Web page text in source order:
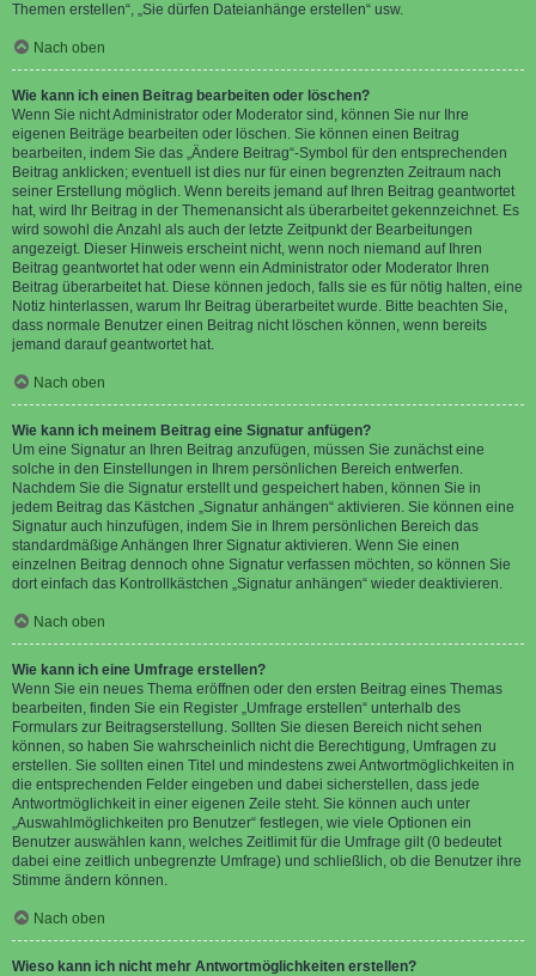
Themen erstellen“, „Sie dürfen Dateianhänge erstellen“ usw.
Nach oben
Wie kann ich einen Beitrag bearbeiten oder löschen?
Wenn Sie nicht Administrator oder Moderator sind, können Sie nur Ihre
eigenen Beiträge bearbeiten oder löschen. Sie können einen Beitrag
bearbeiten, indem Sie das „Ändere Beitrag“-Symbol für den entsprechenden
Beitrag anklicken; eventuell ist dies nur für einen begrenzten Zeitraum nach
seiner Erstellung möglich. Wenn bereits jemand auf Ihren Beitrag geantwortet
hat, wird Ihr Beitrag in der Themenansicht als überarbeitet gekennzeichnet. Es
wird sowohl die Anzahl als auch der letzte Zeitpunkt der Bearbeitungen
angezeigt. Dieser Hinweis erscheint nicht, wenn noch niemand auf Ihren
Beitrag geantwortet hat oder wenn ein Administrator oder Moderator Ihren
Beitrag überarbeitet hat. Diese können jedoch, falls sie es für nötig halten, eine
Notiz hinterlassen, warum Ihr Beitrag überarbeitet wurde. Bitte beachten Sie,
dass normale Benutzer einen Beitrag nicht löschen können, wenn bereits
jemand darauf geantwortet hat.
Nach oben
Wie kann ich meinem Beitrag eine Signatur anfügen?
Um eine Signatur an Ihren Beitrag anzufügen, müssen Sie zunächst eine
solche in den Einstellungen in Ihrem persönlichen Bereich entwerfen.
Nachdem Sie die Signatur erstellt und gespeichert haben, können Sie in
jedem Beitrag das Kästchen „Signatur anhängen“ aktivieren. Sie können eine
Signatur auch hinzufügen, indem Sie in Ihrem persönlichen Bereich das
standardmäßige Anhängen Ihrer Signatur aktivieren. Wenn Sie einen
einzelnen Beitrag dennoch ohne Signatur verfassen möchten, so können Sie
dort einfach das Kontrollkästchen „Signatur anhängen“ wieder deaktivieren.
Nach oben
Wie kann ich eine Umfrage erstellen?
Wenn Sie ein neues Thema eröffnen oder den ersten Beitrag eines Themas
bearbeiten, finden Sie ein Register „Umfrage erstellen“ unterhalb des
Formulars zur Beitragserstellung. Sollten Sie diesen Bereich nicht sehen
können, so haben Sie wahrscheinlich nicht die Berechtigung, Umfragen zu
erstellen. Sie sollten einen Titel und mindestens zwei Antwortmöglichkeiten in
die entsprechenden Felder eingeben und dabei sicherstellen, dass jede
Antwortmöglichkeit in einer eigenen Zeile steht. Sie können auch unter
„Auswahlmöglichkeiten pro Benutzer“ festlegen, wie viele Optionen ein
Benutzer auswählen kann, welches Zeitlimit für die Umfrage gilt (0 bedeutet
dabei eine zeitlich unbegrenzte Umfrage) und schließlich, ob die Benutzer ihre
Stimme ändern können.
Nach oben
Wieso kann ich nicht mehr Antwortmöglichkeiten erstellen?